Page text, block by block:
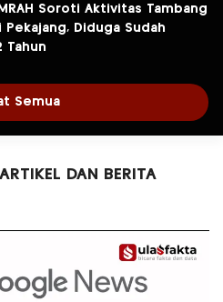
Soroti Aktivitas Tambang
Pekajang, Diduga Sudah
Tahun
Semua
DAN BERITA